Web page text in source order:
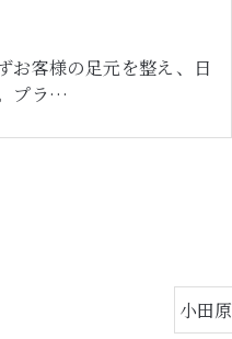
お客様の足元を整え、日
プラ…
小田原